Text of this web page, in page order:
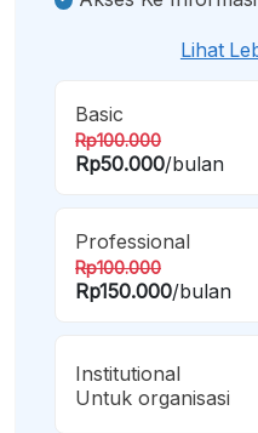
Lihat
Basic
Rp100.000
Rp50.000/bulan
Professional
Rp100.000
Rp150.000/bulan
Institutional
Untuk organisasi